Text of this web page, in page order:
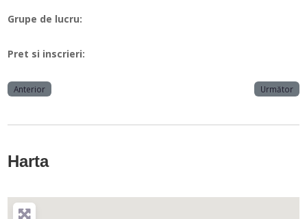
Grupe de lucru:
Pret si inscrieri:
Anterior Următor
Harta